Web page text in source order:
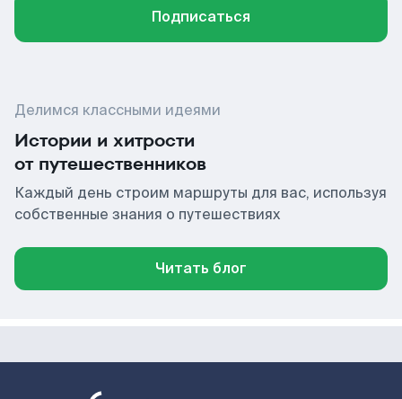
Подписаться
Делимся классными идеями
Истории и хитрости
от путешественников
Каждый день строим маршруты для вас, используя
собственные знания о путешествиях
Читать блог